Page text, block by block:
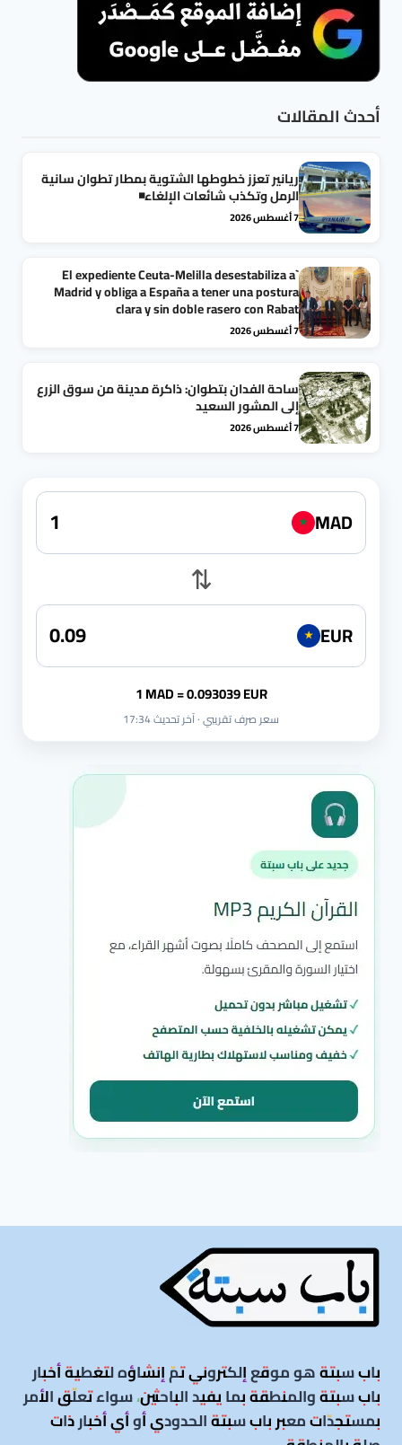
أحدث المقالات
ريانير تعزز خطوطها الشتوية بمطار تطوان سانية
الرمل وتكذب شائعات الإلغاء◾
7 أغسطس 2026
`El expediente Ceuta-Melilla desestabiliza a
Madrid y obliga a España a tener una postura
clara y sin doble rasero con Rabat
7 أغسطس 2026
ساحة الفدان بتطوان: ذاكرة مدينة من سوق الزرع
إلى المشور السعيد
7 أغسطس 2026
★ MAD
⇅
★ EUR
1 MAD = 0.093039 EUR
سعر صرف تقريبي · آخر تحديث 17:34
باب سبتة هو موقع إلكتروني تمّ إنشاؤه لتغطية أخبار
باب سبتة والمنطقة بما يفيد الباحثين، سواء تعلّق الأمر
بمستجدّات معبر باب سبتة الحدودي أو أي أخبار ذات